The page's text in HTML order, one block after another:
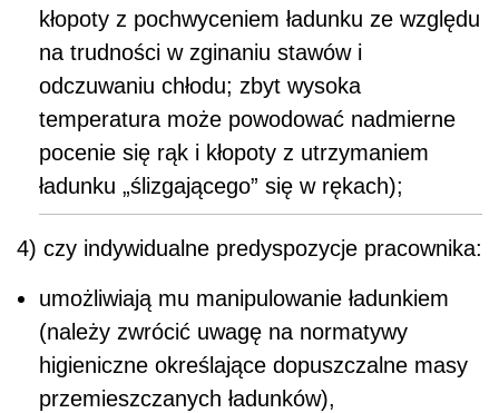
kłopoty z pochwyceniem ładunku ze względu
na trudności w zginaniu stawów i
odczuwaniu chłodu; zbyt wysoka
temperatura może powodować nadmierne
pocenie się rąk i kłopoty z utrzymaniem
ładunku „ślizgającego” się w rękach);
4) czy indywidualne predyspozycje pracownika:
umożliwiają mu manipulowanie ładunkiem
(należy zwrócić uwagę na normatywy
higieniczne określające dopuszczalne masy
przemieszczanych ładunków),